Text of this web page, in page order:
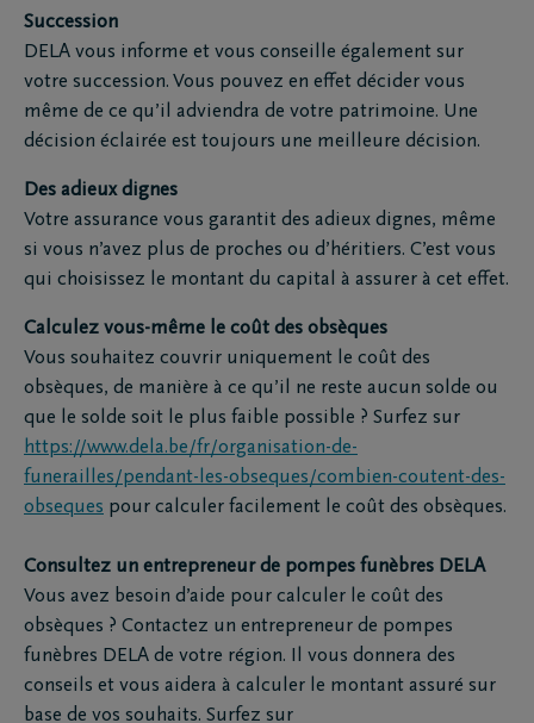
Succession
DELA vous informe et vous conseille également sur
votre succession. Vous pouvez en effet décider vous
même de ce qu’il adviendra de votre patrimoine. Une
décision éclairée est toujours une meilleure décision.
Des adieux dignes
Votre assurance vous garantit des adieux dignes, même
si vous n’avez plus de proches ou d’héritiers. C’est vous
qui choisissez le montant du capital à assurer à cet effet.
Calculez vous-même le coût des obsèques
Vous souhaitez couvrir uniquement le coût des
obsèques, de manière à ce qu’il ne reste aucun solde ou
que le solde soit le plus faible possible ? Surfez sur
https://www.dela.be/fr/organisation-de-
funerailles/pendant-les-obseques/combien-coutent-des-
obseques pour calculer facilement le coût des obsèques.
Consultez un entrepreneur de pompes funèbres DELA
Vous avez besoin d’aide pour calculer le coût des
obsèques ? Contactez un entrepreneur de pompes
funèbres DELA de votre région. Il vous donnera des
conseils et vous aidera à calculer le montant assuré sur
base de vos souhaits. Surfez sur